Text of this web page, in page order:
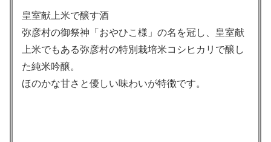
皇室献上米で醸す酒
弥彦村の御祭神「おやひこ様」の名を冠し、皇室献
上米でもある弥彦村の特別栽培米コシヒカリで醸し
た純米吟醸。
ほのかな甘さと優しい味わいが特徴です。